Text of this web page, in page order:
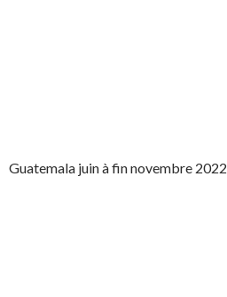
Guatemala juin à fin novembre 2022